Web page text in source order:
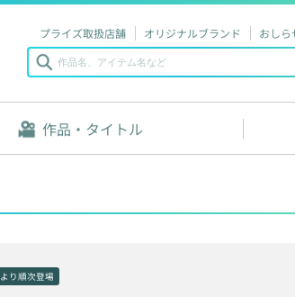
プライズ取扱店舗 オリジナルブランド おしら
作品・タイトル
より順次登場